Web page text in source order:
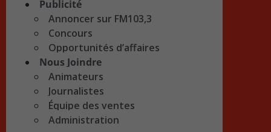
Publicité
Annoncer sur FM103,3
Concours
Opportunités d’affaires
Nous Joindre
Animateurs
Journalistes
Équipe des ventes
Administration